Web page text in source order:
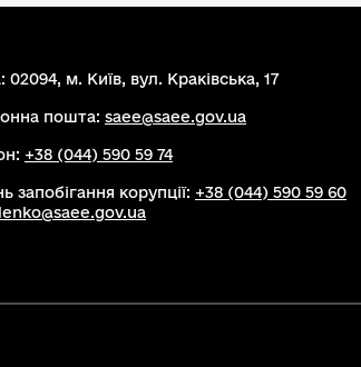
02094, м. Київ, вул. Краківська, 17
пошта: saee@saee.gov.ua
+38 (044) 590 59 74
запобігання корупції: +38 (044) 590 59 60